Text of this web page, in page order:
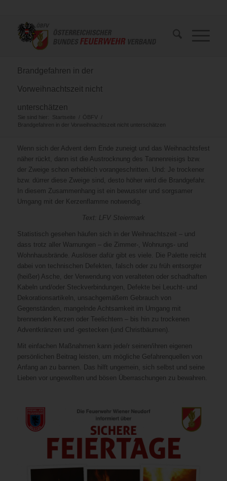
Brandgefahren in der
Vorweihnachtszeit nicht
unterschätzen
Sie sind hier: Startseite / ÖBFV
/
Brandgefahren in der Vorweihnachtszeit nicht unterschätzen
Wenn sich der Advent dem Ende zuneigt und das Weihnachtsfest
näher rückt, dann ist die Austrocknung des Tannenreisigs bzw.
der Zweige schon erheblich vorangeschritten. Und: Je trockener
bzw. dürrer diese Zweige sind, desto höher wird die Brandgefahr.
In diesem Zusammenhang ist ein bewusster und sorgsamer
Umgang mit der Kerzenflamme notwendig.
Text: LFV Steiermark
Statistisch gesehen häufen sich in der Weihnachtszeit – und
dass trotz aller Warnungen – die Zimmer-, Wohnungs- und
Wohnhausbrände. Auslöser dafür gibt es viele. Die Palette reicht
dabei von technischen Defekten, falsch oder zu früh entsorgter
(heißer) Asche, der Verwendung von veralteten oder schadhaften
Kabeln und/oder Steckverbindungen, Defekte bei Leucht- und
Dekorationsartikeln, unsachgemäßem Gebrauch von
Gegenständen, mangelnde Achtsamkeit im Umgang mit
brennenden Kerzen oder Teelichtern – bis hin zu trockenen
Adventkränzen und -gestecken (und Christbäumen).
Mit einfachen Maßnahmen kann jede/r seinen/ihren eigenen
persönlichen Beitrag leisten, um mögliche Gefahrenquellen von
Anfang an zu bannen. Das hilft ungemein, sich selbst und seine
Lieben vor ungewollten und bösen Überraschungen zu bewahren.